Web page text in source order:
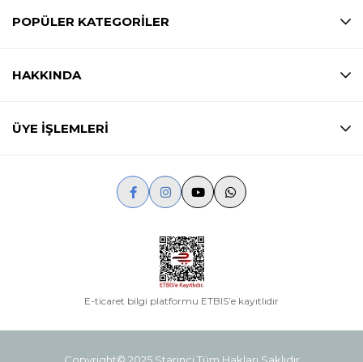
POPÜLER KATEGORİLER
HAKKINDA
ÜYE İŞLEMLERİ
E-ticaret bilgi platformu ETBIS’e kayıtlıdır